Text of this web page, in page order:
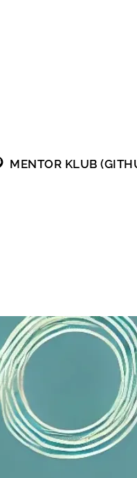
MENTOR KLUB